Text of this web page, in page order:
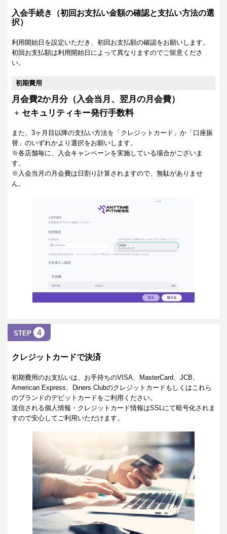
入会手続き（初回お支払い金額の確認と支払い方法の選
択）
利用開始日を設定いただき、初回お支払額の確認をお願いします。
初回お支払額は利用開始日によって異なりますのでご留意くださ
い。
初期費用
月会費2か月分（入会当月、翌月の月会費）
+ セキュリティキー発行手数料
また、3ヶ月目以降の支払い方法を「クレジットカード」か「口座振
替」のいずれかより選択をお願いします。
※各店舗毎に、入会キャンペーンを実施している場合がございま
す。
※入会当月の月会費は日割り計算されますので、無駄がありませ
ん。
STEP 4
クレジットカードで決済
初期費用のお支払いは、お手持ちのVISA、MasterCard、JCB、
American Express、Diners Clubのクレジットカードもしくはこれら
のブランドのデビットカードをご利用ください。
送信される個人情報・クレジットカード情報はSSLにて暗号化されま
すので安心してご利用いただけます。